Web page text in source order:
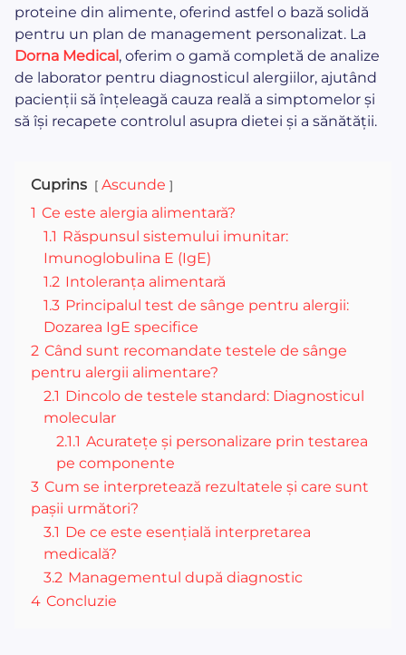
proteine din alimente, oferind astfel o bază solidă
pentru un plan de management personalizat. La
Dorna Medical, oferim o gamă completă de analize
de laborator pentru diagnosticul alergiilor, ajutând
pacienții să înțeleagă cauza reală a simptomelor și
să își recapete controlul asupra dietei și a sănătății.
Cuprins
Ascunde
1 Ce este alergia alimentară?
1.1 Răspunsul sistemului imunitar:
Imunoglobulina E (IgE)
1.2 Intoleranța alimentară
1.3 Principalul test de sânge pentru alergii:
Dozarea IgE specifice
2 Când sunt recomandate testele de sânge
pentru alergii alimentare?
2.1 Dincolo de testele standard: Diagnosticul
molecular
2.1.1 Acuratețe și personalizare prin testarea
pe componente
3 Cum se interpretează rezultatele și care sunt
pașii următori?
3.1 De ce este esențială interpretarea
medicală?
3.2 Managementul după diagnostic
4 Concluzie